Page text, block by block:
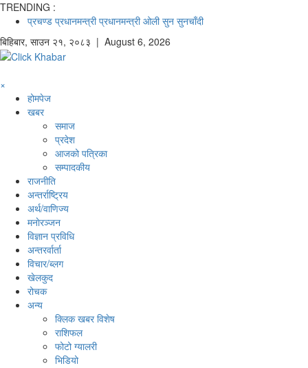
TRENDING :
प्रचण्ड प्रधानमन्त्री प्रधानमन्त्री ओली सुन सुनचाँदी
बिहिबार, साउन २१, २०८३ | August 6, 2026
×
होमपेज
खबर
समाज
प्रदेश
आजको पत्रिका
सम्पादकीय
राजनीति
अन्तर्राष्ट्रिय
अर्थ/वाणिज्य
मनाेरञ्जन
विज्ञान प्रविधि
अन्तरर्वार्ता
विचार/ब्लग
खेलकुद
रोचक
अन्य
क्लिक खबर विशेष
राशिफल
फोटो ग्यालरी
भिडियो